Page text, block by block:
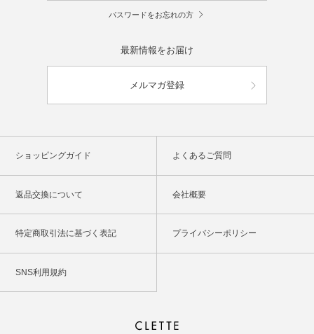
パスワードをお忘れの方
最新情報をお届け
メルマガ登録
ショッピングガイド よくあるご質問
返品交換について 会社概要
特定商取引法に基づく表記 プライバシーポリシー
SNS利用規約